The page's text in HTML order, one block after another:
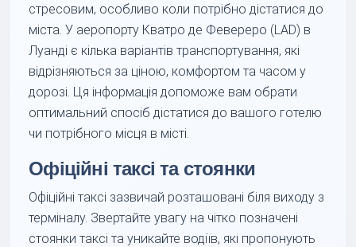
стресовим, особливо коли потрібно дістатися до
міста. У аеропорту Кватро де Февереро (LAD) в
Луанді є кілька варіантів транспортування, які
відрізняються за ціною, комфортом та часом у
дорозі. Ця інформація допоможе вам обрати
оптимальний спосіб дістатися до вашого готелю
чи потрібного місця в місті.
Офіційні таксі та стоянки
Офіційні таксі зазвичай розташовані біля виходу з
терміналу. Звертайте увагу на чітко позначені
стоянки таксі та уникайте водіїв, які пропонують